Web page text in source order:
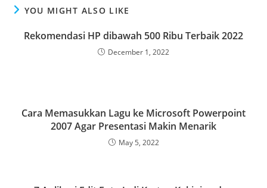
YOU MIGHT ALSO LIKE
Rekomendasi HP dibawah 500 Ribu Terbaik 2022
December 1, 2022
Cara Memasukkan Lagu ke Microsoft Powerpoint
2007 Agar Presentasi Makin Menarik
May 5, 2022